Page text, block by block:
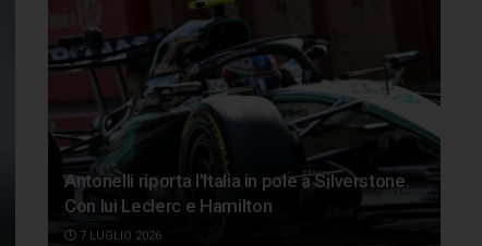
Antonelli riporta l’Italia in pole a Silverstone.
Con lui Leclerc e Hamilton
7 LUGLIO 2026